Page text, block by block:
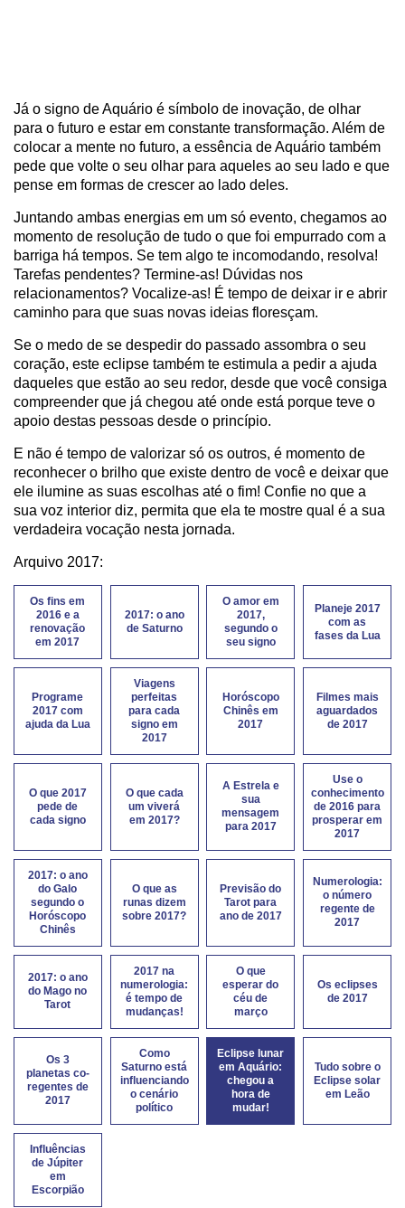
Já o signo de Aquário é símbolo de inovação, de olhar
para o futuro e estar em constante transformação. Além de
colocar a mente no futuro, a essência de Aquário também
pede que volte o seu olhar para aqueles ao seu lado e que
pense em formas de crescer ao lado deles.
Juntando ambas energias em um só evento, chegamos ao
momento de resolução de tudo o que foi empurrado com a
barriga há tempos. Se tem algo te incomodando, resolva!
Tarefas pendentes? Termine-as! Dúvidas nos
relacionamentos? Vocalize-as! É tempo de deixar ir e abrir
caminho para que suas novas ideias floresçam.
Se o medo de se despedir do passado assombra o seu
coração, este eclipse também te estimula a pedir a ajuda
daqueles que estão ao seu redor, desde que você consiga
compreender que já chegou até onde está porque teve o
apoio destas pessoas desde o princípio.
E não é tempo de valorizar só os outros, é momento de
reconhecer o brilho que existe dentro de você e deixar que
ele ilumine as suas escolhas até o fim! Confie no que a
sua voz interior diz, permita que ela te mostre qual é a sua
verdadeira vocação nesta jornada.
Arquivo 2017:
Os fins em
2016 e a
renovação
em 2017
2017: o ano
de Saturno
O amor em
2017,
segundo o
seu signo
Planeje 2017
com as
fases da Lua
Programe
2017 com
ajuda da Lua
Viagens
perfeitas
para cada
signo em
2017
Horóscopo
Chinês em
2017
Filmes mais
aguardados
de 2017
O que 2017
pede de
cada signo
O que cada
um viverá
em 2017?
A Estrela e
sua
mensagem
para 2017
Use o
conhecimento
de 2016 para
prosperar em
2017
2017: o ano
do Galo
segundo o
Horóscopo
Chinês
O que as
runas dizem
sobre 2017?
Previsão do
Tarot para
ano de 2017
Numerologia:
o número
regente de
2017
2017: o ano
do Mago no
Tarot
2017 na
numerologia:
é tempo de
mudanças!
O que
esperar do
céu de
março
Os eclipses
de 2017
Os 3
planetas co-
regentes de
2017
Como
Saturno está
influenciando
o cenário
político
Eclipse lunar
em Aquário:
chegou a
hora de
mudar!
Tudo sobre o
Eclipse solar
em Leão
Influências
de Júpiter
em
Escorpião